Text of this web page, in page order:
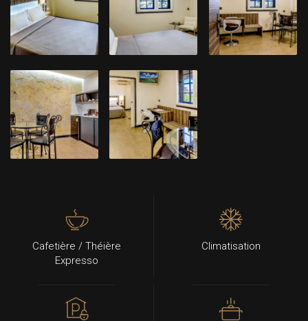
Cafetière / Théière
Expresso
Climatisation